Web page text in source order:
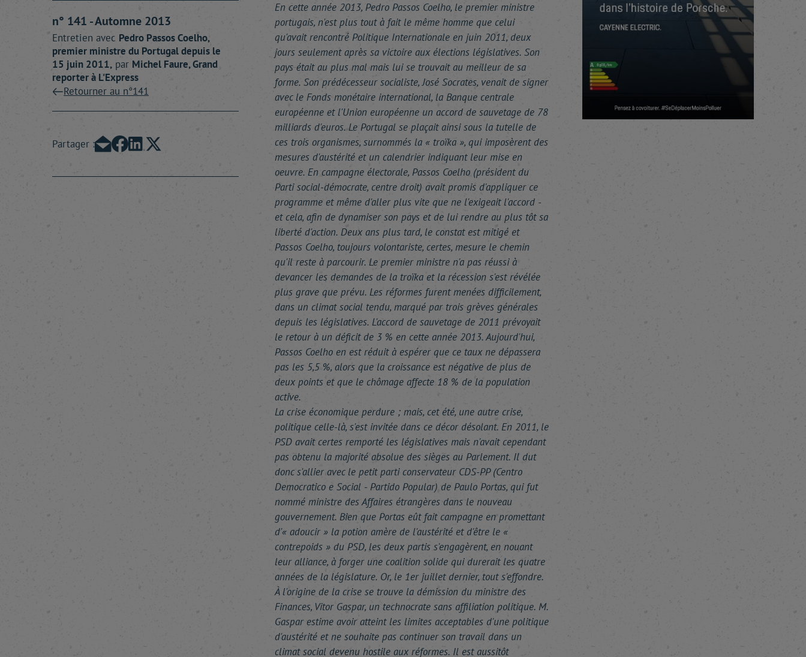
n° 141 - Automne 2013
Entretien avec Pedro Passos Coelho,
premier ministre du Portugal depuis le
15 juin 2011, par Michel Faure, Grand
reporter à L'Express
Retourner au n°141
Partager :
En cette année 2013, Pedro Passos Coelho, le premier ministre
portugais, n'est plus tout à fait le même homme que celui
qu'avait rencontré Politique Internationale en juin 2011, deux
jours seulement après sa victoire aux élections législatives. Son
pays était au plus mal mais lui se trouvait au meilleur de sa
forme. Son prédécesseur socialiste, José Socrates, venait de signer
avec le Fonds monétaire international, la Banque centrale
européenne et l'Union européenne un accord de sauvetage de 78
milliards d'euros. Le Portugal se plaçait ainsi sous la tutelle de
ces trois organismes, surnommés la « troïka », qui imposèrent des
mesures d'austérité et un calendrier indiquant leur mise en
oeuvre. En campagne électorale, Passos Coelho (président du
Parti social-démocrate, centre droit) avait promis d'appliquer ce
programme et même d'aller plus vite que ne l'exigeait l'accord -
et cela, afin de dynamiser son pays et de lui rendre au plus tôt sa
liberté d'action. Deux ans plus tard, le constat est mitigé et
Passos Coelho, toujours volontariste, certes, mesure le chemin
qu'il reste à parcourir. Le premier ministre n'a pas réussi à
devancer les demandes de la troïka et la récession s'est révélée
plus grave que prévu. Les réformes furent menées difficilement,
dans un climat social tendu, marqué par trois grèves générales
depuis les législatives. L'accord de sauvetage de 2011 prévoyait
le retour à un déficit de 3 % en cette année 2013. Aujourd'hui,
Passos Coelho en est réduit à espérer que ce taux ne dépassera
pas les 5,5 %, alors que la croissance est négative de plus de
deux points et que le chômage affecte 18 % de la population
active.
La crise économique perdure ; mais, cet été, une autre crise,
politique celle-là, s'est invitée dans ce décor désolant. En 2011, le
PSD avait certes remporté les législatives mais n'avait cependant
pas obtenu la majorité absolue des sièges au Parlement. Il dut
donc s'allier avec le petit parti conservateur CDS-PP (Centro
Democratico e Social - Partido Popular) de Paulo Portas, qui fut
nommé ministre des Affaires étrangères dans le nouveau
gouvernement. Bien que Portas eût fait campagne en promettant
d'« adoucir » la potion amère de l'austérité et d'être le «
contrepoids » du PSD, les deux partis s'engagèrent, en nouant
leur alliance, à forger une coalition solide qui durerait les quatre
années de la législature. Or, le 1er juillet dernier, tout s'effondre.
À l'origine de la crise se trouve la démission du ministre des
Finances, Vitor Gaspar, un technocrate sans affiliation politique. M.
Gaspar estime avoir atteint les limites acceptables d'une politique
d'austérité et ne souhaite pas continuer son travail dans un
climat social devenu hostile aux réformes. Il est aussitôt